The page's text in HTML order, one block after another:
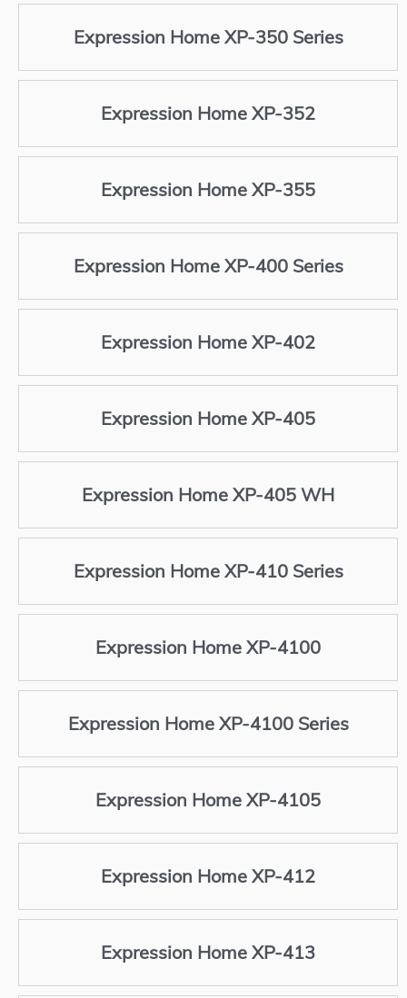
Expression Home XP-350 Series
Expression Home XP-352
Expression Home XP-355
Expression Home XP-400 Series
Expression Home XP-402
Expression Home XP-405
Expression Home XP-405 WH
Expression Home XP-410 Series
Expression Home XP-4100
Expression Home XP-4100 Series
Expression Home XP-4105
Expression Home XP-412
Expression Home XP-413